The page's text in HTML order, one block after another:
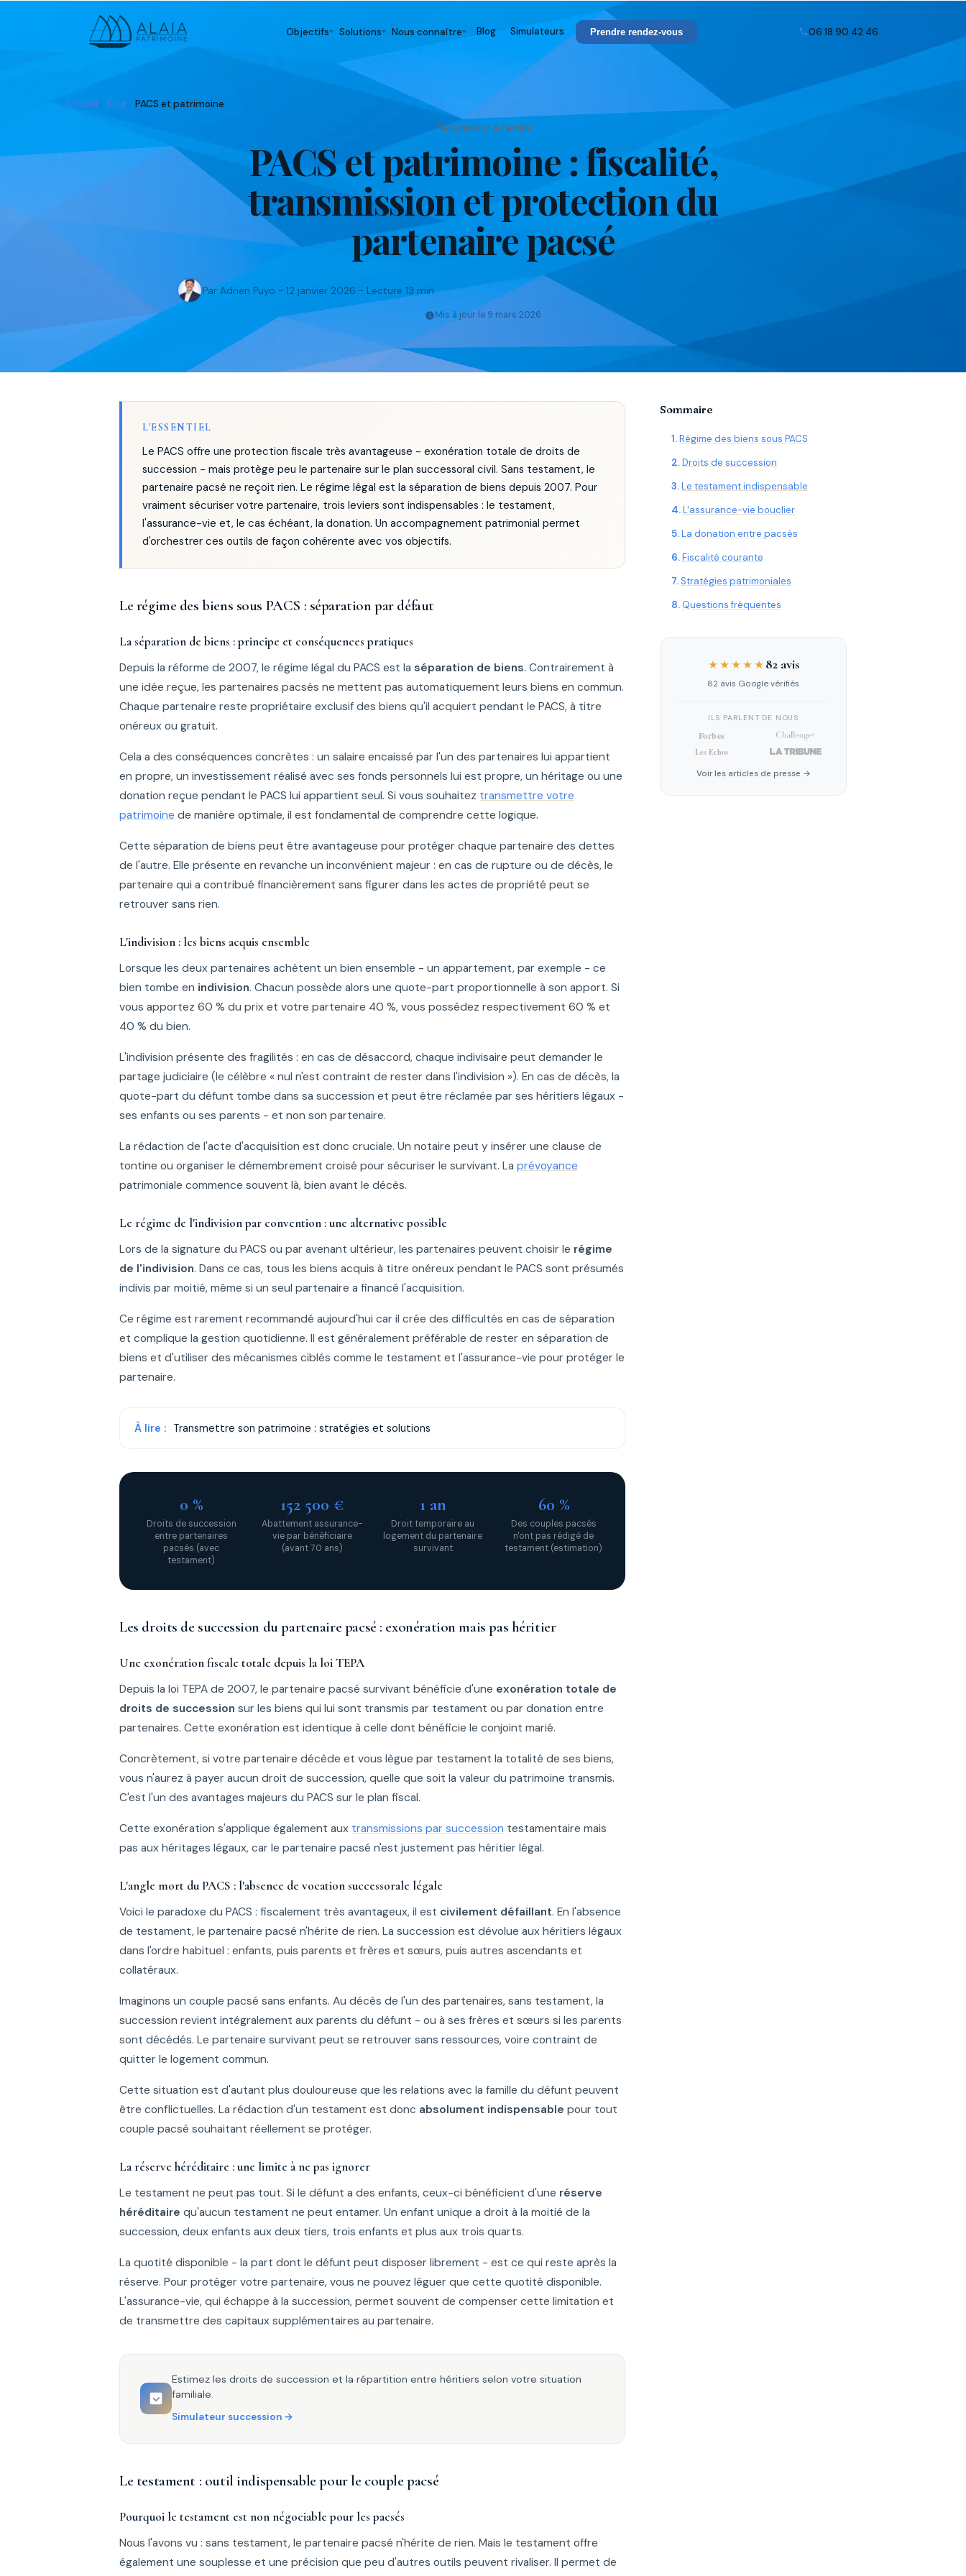
Objectifs Solutions Nous connaître Blog Simulateurs Prendre rendez-vous 06 18 90 42 46
Accueil Blog PACS et patrimoine
Transmission & Famille
PACS et patrimoine : fiscalité,
transmission et protection du
partenaire pacsé
Par Adrien Puyo - 12 janvier 2026 - Lecture 13 min
Mis à jour le 9 mars 2026
L'ESSENTIEL
Le PACS offre une protection fiscale très avantageuse - exonération totale de droits de
succession - mais protège peu le partenaire sur le plan successoral civil. Sans testament, le
partenaire pacsé ne reçoit rien. Le régime légal est la séparation de biens depuis 2007. Pour
vraiment sécuriser votre partenaire, trois leviers sont indispensables : le testament,
l'assurance-vie et, le cas échéant, la donation. Un accompagnement patrimonial permet
d'orchestrer ces outils de façon cohérente avec vos objectifs.
Le régime des biens sous PACS : séparation par défaut
La séparation de biens : principe et conséquences pratiques
Depuis la réforme de 2007, le régime légal du PACS est la séparation de biens. Contrairement à
une idée reçue, les partenaires pacsés ne mettent pas automatiquement leurs biens en commun.
Chaque partenaire reste propriétaire exclusif des biens qu'il acquiert pendant le PACS, à titre
onéreux ou gratuit.
Cela a des conséquences concrètes : un salaire encaissé par l'un des partenaires lui appartient
en propre, un investissement réalisé avec ses fonds personnels lui est propre, un héritage ou une
donation reçue pendant le PACS lui appartient seul. Si vous souhaitez transmettre votre
patrimoine de manière optimale, il est fondamental de comprendre cette logique.
Cette séparation de biens peut être avantageuse pour protéger chaque partenaire des dettes
de l'autre. Elle présente en revanche un inconvénient majeur : en cas de rupture ou de décès, le
partenaire qui a contribué financièrement sans figurer dans les actes de propriété peut se
retrouver sans rien.
L'indivision : les biens acquis ensemble
Lorsque les deux partenaires achètent un bien ensemble - un appartement, par exemple - ce
bien tombe en indivision. Chacun possède alors une quote-part proportionnelle à son apport. Si
vous apportez 60 % du prix et votre partenaire 40 %, vous possédez respectivement 60 % et
40 % du bien.
L'indivision présente des fragilités : en cas de désaccord, chaque indivisaire peut demander le
partage judiciaire (le célèbre « nul n'est contraint de rester dans l'indivision »). En cas de décès, la
quote-part du défunt tombe dans sa succession et peut être réclamée par ses héritiers légaux -
ses enfants ou ses parents - et non son partenaire.
La rédaction de l'acte d'acquisition est donc cruciale. Un notaire peut y insérer une clause de
tontine ou organiser le démembrement croisé pour sécuriser le survivant. La prévoyance
patrimoniale commence souvent là, bien avant le décès.
Le régime de l'indivision par convention : une alternative possible
Lors de la signature du PACS ou par avenant ultérieur, les partenaires peuvent choisir le régime
de l'indivision. Dans ce cas, tous les biens acquis à titre onéreux pendant le PACS sont présumés
indivis par moitié, même si un seul partenaire a financé l'acquisition.
Ce régime est rarement recommandé aujourd'hui car il crée des difficultés en cas de séparation
et complique la gestion quotidienne. Il est généralement préférable de rester en séparation de
biens et d'utiliser des mécanismes ciblés comme le testament et l'assurance-vie pour protéger le
partenaire.
À lire : Transmettre son patrimoine : stratégies et solutions
0 %
Droits de succession
entre partenaires
pacsés (avec
testament)
152 500 €
Abattement assurance-
vie par bénéficiaire
(avant 70 ans)
1 an
Droit temporaire au
logement du partenaire
survivant
60 %
Des couples pacsés
n'ont pas rédigé de
testament (estimation)
Les droits de succession du partenaire pacsé : exonération mais pas héritier
Une exonération fiscale totale depuis la loi TEPA
Depuis la loi TEPA de 2007, le partenaire pacsé survivant bénéficie d'une exonération totale de
droits de succession sur les biens qui lui sont transmis par testament ou par donation entre
partenaires. Cette exonération est identique à celle dont bénéficie le conjoint marié.
Concrètement, si votre partenaire décède et vous lègue par testament la totalité de ses biens,
vous n'aurez à payer aucun droit de succession, quelle que soit la valeur du patrimoine transmis.
C'est l'un des avantages majeurs du PACS sur le plan fiscal.
Cette exonération s'applique également aux transmissions par succession testamentaire mais
pas aux héritages légaux, car le partenaire pacsé n'est justement pas héritier légal.
L'angle mort du PACS : l'absence de vocation successorale légale
Voici le paradoxe du PACS : fiscalement très avantageux, il est civilement défaillant. En l'absence
de testament, le partenaire pacsé n'hérite de rien. La succession est dévolue aux héritiers légaux
dans l'ordre habituel : enfants, puis parents et frères et sœurs, puis autres ascendants et
collatéraux.
Imaginons un couple pacsé sans enfants. Au décès de l'un des partenaires, sans testament, la
succession revient intégralement aux parents du défunt - ou à ses frères et sœurs si les parents
sont décédés. Le partenaire survivant peut se retrouver sans ressources, voire contraint de
quitter le logement commun.
Cette situation est d'autant plus douloureuse que les relations avec la famille du défunt peuvent
être conflictuelles. La rédaction d'un testament est donc absolument indispensable pour tout
couple pacsé souhaitant réellement se protéger.
La réserve héréditaire : une limite à ne pas ignorer
Le testament ne peut pas tout. Si le défunt a des enfants, ceux-ci bénéficient d'une réserve
héréditaire qu'aucun testament ne peut entamer. Un enfant unique a droit à la moitié de la
succession, deux enfants aux deux tiers, trois enfants et plus aux trois quarts.
La quotité disponible - la part dont le défunt peut disposer librement - est ce qui reste après la
réserve. Pour protéger votre partenaire, vous ne pouvez léguer que cette quotité disponible.
L'assurance-vie, qui échappe à la succession, permet souvent de compenser cette limitation et
de transmettre des capitaux supplémentaires au partenaire.
Estimez les droits de succession et la répartition entre héritiers selon votre situation
familiale.
Simulateur succession
Le testament : outil indispensable pour le couple pacsé
Pourquoi le testament est non négociable pour les pacsés
Nous l'avons vu : sans testament, le partenaire pacsé n'hérite de rien. Mais le testament offre
également une souplesse et une précision que peu d'autres outils peuvent rivaliser. Il permet de
Sommaire
Régime des biens sous PACS
Droits de succession
Le testament indispensable
L'assurance-vie bouclier
La donation entre pacsés
Fiscalité courante
Stratégies patrimoniales
Questions fréquentes
★★★★★ 82 avis
82 avis Google vérifiés
ILS PARLENT DE NOUS
Voir les articles de presse →